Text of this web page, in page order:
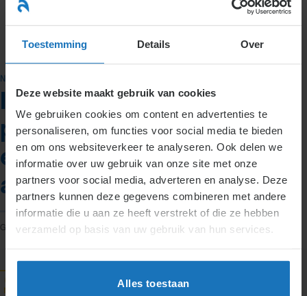
Toestemming Details Over
Deze website maakt gebruik van cookies
We gebruiken cookies om content en advertenties te
personaliseren, om functies voor social media te bieden
en om ons websiteverkeer te analyseren. Ook delen we
informatie over uw gebruik van onze site met onze
partners voor social media, adverteren en analyse. Deze
partners kunnen deze gegevens combineren met andere
informatie die u aan ze heeft verstrekt of die ze hebben
verzameld op basis van uw gebruik van hun services.
Alles toestaan
naar
inhoud
NIEUWS
Is afschaffen
ploegendienst een
eenzijdige wijziging
arbeidsvoorwaarde?
GEPLAATST OP2 MAART 2017 DOORTJITSKE DIJKSTRA
02
mrt